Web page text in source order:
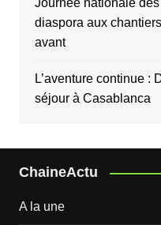
Journée nationale
diaspora aux
avant
L’aventure continue :
séjour à Casablanca
ChaineActu
A la une